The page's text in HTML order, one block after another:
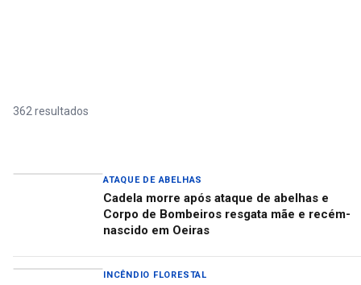
362 resultados
ATAQUE DE ABELHAS
Cadela morre após ataque de abelhas e
Corpo de Bombeiros resgata mãe e recém-
nascido em Oeiras
INCÊNDIO FLORESTAL